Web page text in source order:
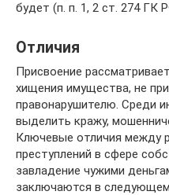
будет (п. п. 1, 2 ст. 274 ГК
Отличия
Присвоение
хищения имущества, не
правонарушителю. Среди
выделить кражу,
Ключевые отличия между
преступлений в сфере
завладение чужими
заключаются в